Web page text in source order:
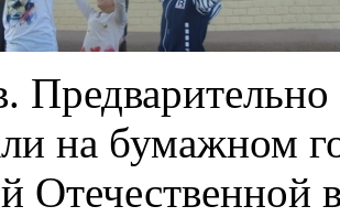
на бумажном
Отечественной